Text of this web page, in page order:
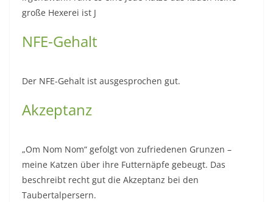
große Hexerei ist J
NFE-Gehalt
Der NFE-Gehalt ist ausgesprochen gut.
Akzeptanz
„Om Nom Nom“ gefolgt von zufriedenen Grunzen –
meine Katzen über ihre Futternäpfe gebeugt. Das
beschreibt recht gut die Akzeptanz bei den
Taubertalpersern.